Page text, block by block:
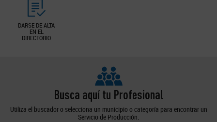
DARSE DE ALTA
EN EL
DIRECTORIO
Busca aquí tu Profesional
Utiliza el buscador o selecciona un municipio o categoría para encontrar un
Servicio de Producción.